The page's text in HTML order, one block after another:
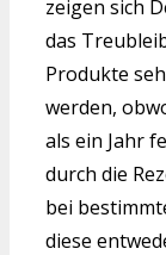
zeigen sich
das
Produkte
werden,
als ein Jahr
durch die
bei
diese